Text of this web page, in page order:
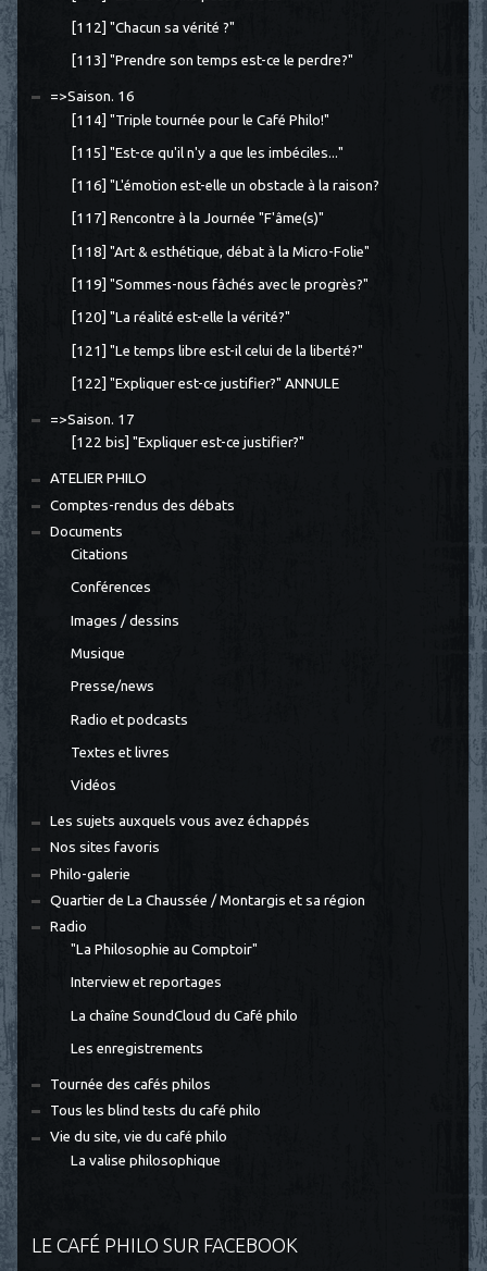
[112] "Chacun sa vérité ?"
[113] "Prendre son temps est-ce le perdre?"
=>Saison. 16
[114] "Triple tournée pour le Café Philo!"
[115] "Est-ce qu'il n'y a que les imbéciles..."
[116] "L'émotion est-elle un obstacle à la raison?
[117] Rencontre à la Journée "F'âme(s)"
[118] "Art & esthétique, débat à la Micro-Folie"
[119] "Sommes-nous fâchés avec le progrès?"
[120] "La réalité est-elle la vérité?"
[121] "Le temps libre est-il celui de la liberté?"
[122] "Expliquer est-ce justifier?" ANNULE
=>Saison. 17
[122 bis] "Expliquer est-ce justifier?"
ATELIER PHILO
Comptes-rendus des débats
Documents
Citations
Conférences
Images / dessins
Musique
Presse/news
Radio et podcasts
Textes et livres
Vidéos
Les sujets auxquels vous avez échappés
Nos sites favoris
Philo-galerie
Quartier de La Chaussée / Montargis et sa région
Radio
"La Philosophie au Comptoir"
Interview et reportages
La chaîne SoundCloud du Café philo
Les enregistrements
Tournée des cafés philos
Tous les blind tests du café philo
Vie du site, vie du café philo
La valise philosophique
LE CAFÉ PHILO SUR FACEBOOK